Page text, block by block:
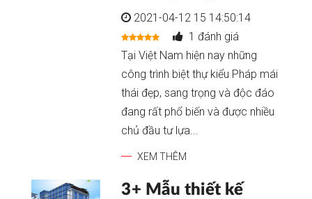
2021-04-12 15 14:50:14
1 đánh giá
Tại Việt Nam hiện nay những
công trình biệt thự kiểu Pháp mái
thái đẹp, sang trọng và độc đáo
đang rất phổ biến và được nhiều
chủ đầu tư lựa...
XEM THÊM
3+ Mẫu thiết kế